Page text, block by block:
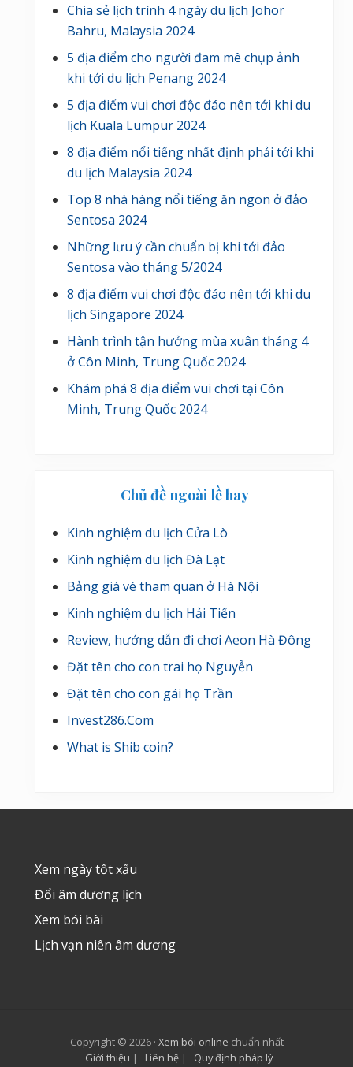
Chia sẻ lịch trình 4 ngày du lịch Johor
Bahru, Malaysia 2024
5 địa điểm cho người đam mê chụp ảnh
khi tới du lịch Penang 2024
5 địa điểm vui chơi độc đáo nên tới khi du
lịch Kuala Lumpur 2024
8 địa điểm nổi tiếng nhất định phải tới khi
du lịch Malaysia 2024
Top 8 nhà hàng nổi tiếng ăn ngon ở đảo
Sentosa 2024
Những lưu ý cần chuẩn bị khi tới đảo
Sentosa vào tháng 5/2024
8 địa điểm vui chơi độc đáo nên tới khi du
lịch Singapore 2024
Hành trình tận hưởng mùa xuân tháng 4
ở Côn Minh, Trung Quốc 2024
Khám phá 8 địa điểm vui chơi tại Côn
Minh, Trung Quốc 2024
Chủ đề ngoài lề hay
Kinh nghiệm du lịch Cửa Lò
Kinh nghiệm du lịch Đà Lạt
Bảng giá vé tham quan ở Hà Nội
Kinh nghiệm du lịch Hải Tiến
Review, hướng dẫn đi chơi Aeon Hà Đông
Đặt tên cho con trai họ Nguyễn
Đặt tên cho con gái họ Trần
Invest286.Com
What is Shib coin?
Xem ngày tốt xấu
Đổi âm dương lịch
Xem bói bài
Lịch vạn niên âm dương
Copyright © 2026 · Xem bói online chuẩn nhất
Giới thiệu | Liên hệ | Quy định pháp lý